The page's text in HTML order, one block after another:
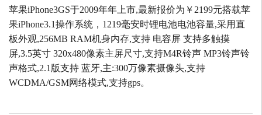
苹果iPhone3GS于2009年年上市,最新报价为￥2199元搭载苹
果iPhone3.1操作系统，1219毫安时锂电池电池容量,采用直
板外观,256MB RAM机身内存,支持 电容屏 支持多触摸
屏,3.5英寸 320x480像素主屏尺寸,支持M4R铃声 MP3铃声铃
声格式,2.1版支持 蓝牙,主:300万像素摄像头,支持
WCDMA/GSM网络模式,支持gps。